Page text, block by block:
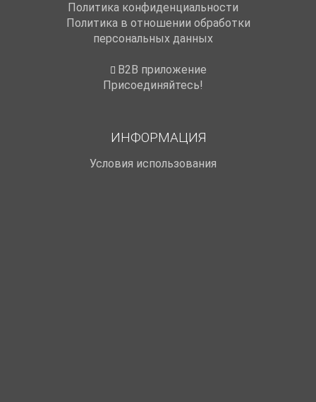
Политика конфиденциальности
Политика в отношении обработки
персональных данных
B2B приложение
Присоединяйтесь!
ИНФОРМАЦИЯ
Условия использования